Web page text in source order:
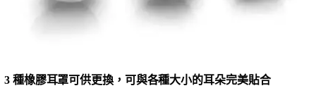
3 種橡膠耳罩可供更換，可與各種大小的耳朵完美貼合